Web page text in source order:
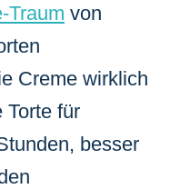
Traum von
Creme wirklich
Torte für
besser